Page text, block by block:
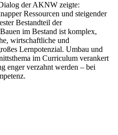
der AKNW zeigte:
Ressourcen und steigender
Bestandteil der
im Bestand ist komplex,
wirtschaftliche und
Lernpotenzial. Umbau und
im Curriculum verankert
enger verzahnt werden – bei